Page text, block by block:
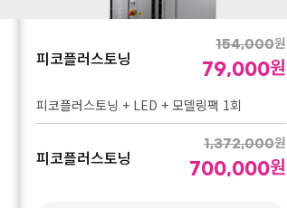
1,590,000
퍼펙트 실리프팅 (실리프팅 무제한)
피코플러스토닝
154,000원
79,000원
피코플러스토닝 + LED + 모델링팩 1회
피코플러스토닝
1,372,000원
700,000원